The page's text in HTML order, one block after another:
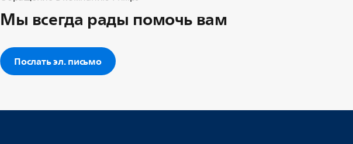
Мы всегда рады помочь вам
Послать эл. письмо